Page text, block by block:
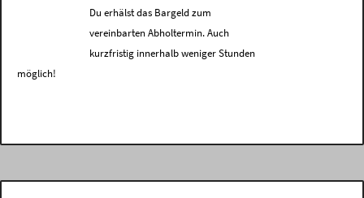
Du erhälst das Bargeld zum
vereinbarten Abholtermin. Auch
kurzfristig innerhalb weniger Stunden
möglich!